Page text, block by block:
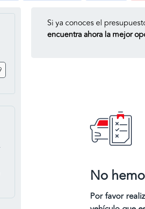
Si ya conoces el
encuentra ahora la mejor
No
Por favor